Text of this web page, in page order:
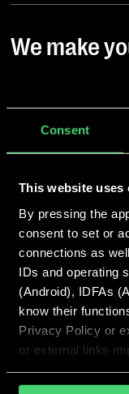
Consent
This website uses
By pressing the
consent to set or
connections as
IDs and operating
(Android), IDFAs
know their
Privacy Policy or
or external links
button, I also
pursuant to Article
We make